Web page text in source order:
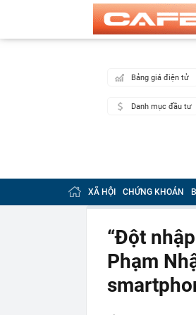
Bảng giá điện tử
Danh mục đầu tư
XÃ HỘI CHỨNG KHOÁN
“Đột
Phạm